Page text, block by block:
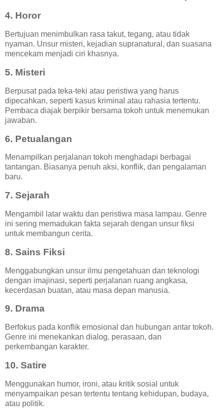
4. Horor
Bertujuan menimbulkan rasa takut, tegang, atau tidak
nyaman. Unsur misteri, kejadian supranatural, dan suasana
mencekam menjadi ciri khasnya.
5. Misteri
Berpusat pada teka-teki atau peristiwa yang harus
dipecahkan, seperti kasus kriminal atau rahasia tertentu.
Pembaca diajak berpikir bersama tokoh untuk menemukan
jawaban.
6. Petualangan
Menampilkan perjalanan tokoh menghadapi berbagai
tantangan. Biasanya penuh aksi, konflik, dan pengalaman
baru.
7. Sejarah
Mengambil latar waktu dan peristiwa masa lampau. Genre
ini sering memadukan fakta sejarah dengan unsur fiksi
untuk membangun cerita.
8. Sains Fiksi
Menggabungkan unsur ilmu pengetahuan dan teknologi
dengan imajinasi, seperti perjalanan ruang angkasa,
kecerdasan buatan, atau masa depan manusia.
9. Drama
Berfokus pada konflik emosional dan hubungan antar tokoh.
Genre ini menekankan dialog, perasaan, dan
perkembangan karakter.
10. Satire
Menggunakan humor, ironi, atau kritik sosial untuk
menyampaikan pesan tertentu tentang kehidupan, budaya,
atau politik.